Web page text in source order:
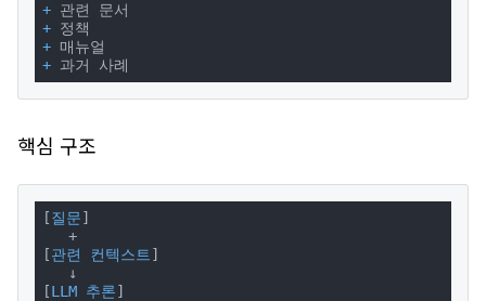
+
+
+
+ 과거 사례
핵심 구조
[질문]
   +
[관련 컨텍스트 ]
   ↓
[LLM 추론]